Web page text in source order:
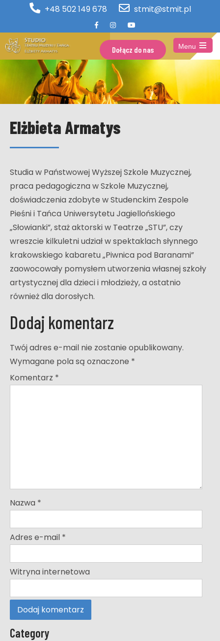
+48 502 149 678 stmit@stmit.pl
Dołącz do nas
Menu
Open
the
main
menu
Elżbieta Armatys
Studia w Państwowej Wyższej Szkole Muzycznej,
praca pedagogiczna w Szkole Muzycznej,
doświadczenia zdobyte w Studenckim Zespole
Pieśni i Tańca Uniwersytetu Jagiellońskiego
„Słowianki”, staż aktorski w Teatrze „STU”, czy
wreszcie kilkuletni udział w spektaklach słynnego
krakowskiego kabaretu „Piwnica pod Baranami”
zaowocowały pomysłem utworzenia własnej szkoły
artystycznej dla dzieci i młodzieży, a ostatnio
również dla dorosłych.
Dodaj komentarz
Twój adres e-mail nie zostanie opublikowany.
Wymagane pola są oznaczone *
Komentarz *
Nazwa *
Adres e-mail *
Witryna internetowa
Category